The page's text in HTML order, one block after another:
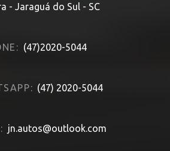
- Jaraguá do Sul - SC
(47)2020-5044
(47) 2020-5044
jn.autos@outlook.com